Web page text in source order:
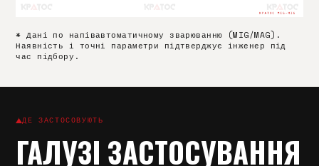
* Дані по напівавтоматичному зварюванню (MIG/MAG).
Наявність і точні параметри підтверджує інженер під
час підбору.
ДЕ ЗАСТОСОВУЮТЬ
ГАЛУЗІ ЗАСТОСУВАННЯ